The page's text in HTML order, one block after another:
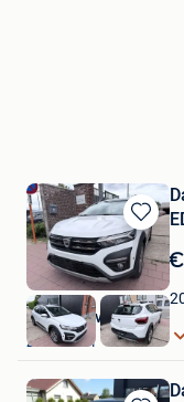
Bewaren
in
Mijn
Deal & Drive Motors
Zaventem